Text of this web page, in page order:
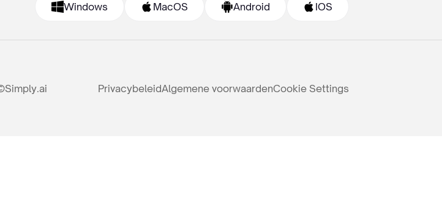
Windows MacOS Android IOS
PrivacybeleidAlgemene voorwaardenCookie Settings